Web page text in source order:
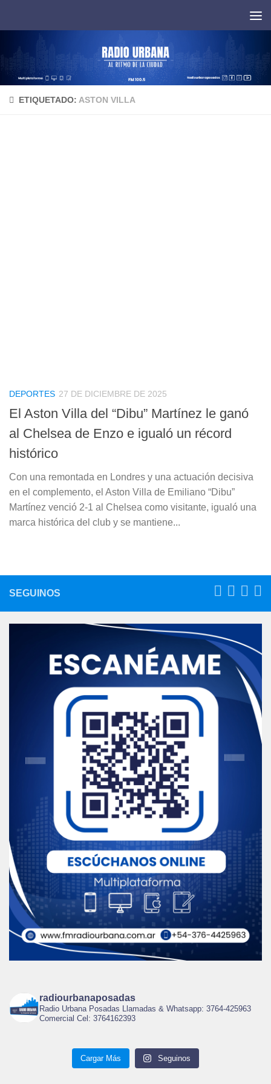
ETIQUETADO: ASTON VILLA
DEPORTES 27 DE DICIEMBRE DE 2025
El Aston Villa del “Dibu” Martínez le ganó
al Chelsea de Enzo e igualó un récord
histórico
Con una remontada en Londres y una actuación decisiva
en el complemento, el Aston Villa de Emiliano “Dibu”
Martínez venció 2-1 al Chelsea como visitante, igualó una
marca histórica del club y se mantiene...
SEGUINOS
radiourbanaposadas
Radio Urbana Posadas Llamadas & Whatsapp: 3764-425963
Comercial Cel: 3764162393
Cargar Más Seguinos